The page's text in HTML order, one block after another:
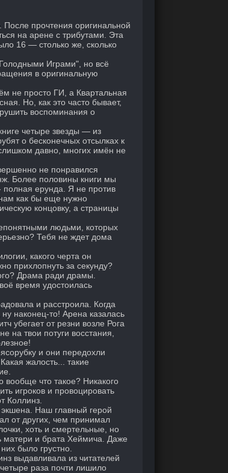
После прочтения оригинальной
на арене с трибутами. Эта
16 — столько же, сколько
Играми", но всё
в оригинальную
не просто ГИ, а Квартальная
Но, как это часто бывает,
воспоминания о
четыре звезды — из
о бесконечных отсылках к
давно, многих имён не
не понравился
Более половины книги мы
полная ерунда. Я не против
как бы еще нужно
концовку, а страницы
людьми, которых
Тебя не ждет дома
какого черта он
прихлопнуть за секунду?
Драма ради драмы.
время удостоилась
и расстроила. Когда
наконец-то! Арена казалась
убегает от резни возле Рога
на твои потуги восстания,
и они передохли
жалость... такие
что такое? Никакого
игроков и провоцировать
Коллинз.
Наш главный герой
от других, чем принимал
хоть и смертельные, но
матери и брата Хеймича. Даже
было грустно.
выдавливала из читателей
раза почти лишило